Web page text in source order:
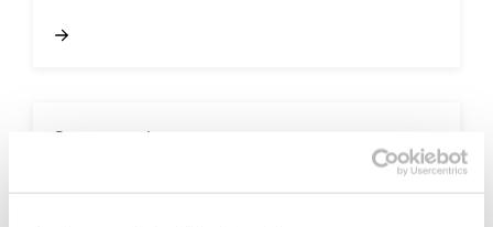
Porvoon vesi
Por­voon vesi pois­taa sää­tö­ase­man Gam­mel­
bac­kan­tien koh­dal­ta – työt al­ka­vat 29.7